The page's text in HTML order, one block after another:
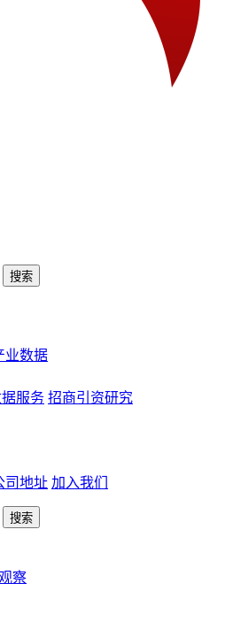
业数据
服务 招商引资研究
司地址 加入我们
察